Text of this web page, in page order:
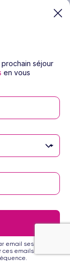
1/45
Center4
séjour
en vous
email ses offres
emails soient